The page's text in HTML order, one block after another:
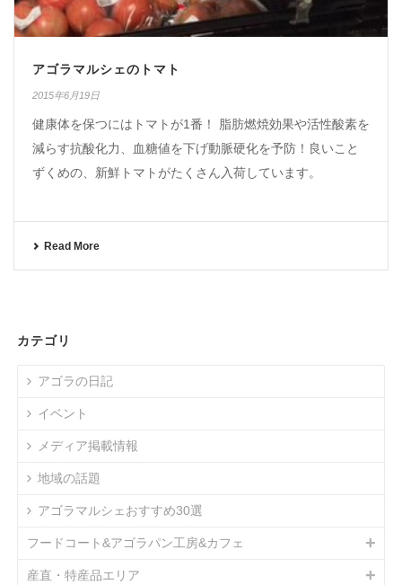
アゴラマルシェのトマト
2015年6月19日
健康体を保つにはトマトが1番！ 脂肪燃焼効果や活性酸素を
減らす抗酸化力、血糖値を下げ動脈硬化を予防！良いこと
ずくめの、新鮮トマトがたくさん入荷しています。
Read More
カテゴリ
アゴラの日記
イベント
メディア掲載情報
地域の話題
アゴラマルシェおすすめ30選
フードコート&アゴラパン工房&カフェ
産直・特産品エリア